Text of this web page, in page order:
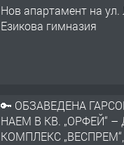
Нов апартамент на
Езикова гимназия
🔑 ОБЗАВЕДЕНА
НАЕМ В КВ. „ОРФЕЙ“ –
КОМПЛЕКС